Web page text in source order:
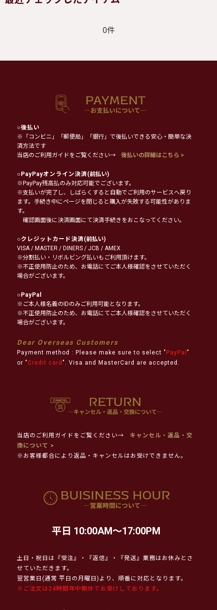
0件
○後払い
※「コンビニ」「郵便局」「銀行」で後払いできる安心・簡単な決
済方法です
当店のご利用ガイドをご覧ください→
後払いの詳細はこちら >
○PayPayオンライン決済(前払い)
※PayPay残高払のみ対応可能でございます。
※支払いが完了し、しばらくすると自動でご利用のサービスへ戻り
ます。手続き中にページを閉じると購入が失敗する可能性がありま
す。
確認画面後に決済画面にて決済手続きをおこなってください。
○クレジットカード決済(前払い)
VISA / MASTER / DINERS / JCB / AMEX
※分割払い・リボルビング払いもご利用頂けます。
※不正使用防止のため、お電話にてご本人様確認をさせていただく
場合がございます。
○PayPal
※ご本人様名義のIDのみご利用可能となります。
※不正使用防止のため、お電話にてご本人様確認をさせていただく
場合がございます。
Dear Overseas Customers
Payment method : Please make sure to select " PayPal "
or " Credit card ". Visa and MasterCard are accepted.
当店のご利用ガイドをご覧ください→
キャンセル・返品・交
換について >
※お客様都合により返品・キャンセルはお受けできません。
平日 10:00AM～17:00PM
土日・祝日は『受注』・『返信』・『発送』業務はお休みとさ
せていただきます。
翌営業日(通常 平日の月曜日)より、順番に対応となります。
※ご注文は24時間年中無休でお受けしております。